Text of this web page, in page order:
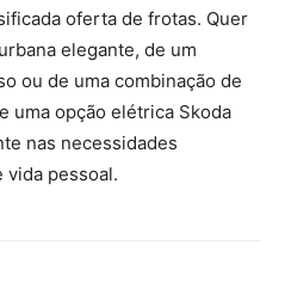
oferta de frotas. Quer
elegante, de um
ou de uma combinação de
uma opção elétrica Skoda
nas necessidades
vida pessoal.